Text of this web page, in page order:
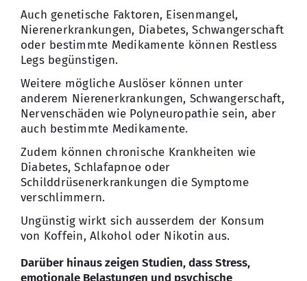
Auch genetische Faktoren, Eisenmangel,
Nierenerkrankungen, Diabetes, Schwangerschaft
oder bestimmte Medikamente können Restless
Legs begünstigen.
Weitere mögliche Auslöser können unter
anderem Nierenerkrankungen, Schwangerschaft,
Nervenschäden wie Polyneuropathie sein, aber
auch bestimmte Medikamente.
Zudem können chronische Krankheiten wie
Diabetes, Schlafapnoe oder
Schilddrüsenerkrankungen die Symptome
verschlimmern.
Ungünstig wirkt sich ausserdem der Konsum
von Koffein, Alkohol oder Nikotin aus.
Darüber hinaus zeigen Studien, dass Stress,